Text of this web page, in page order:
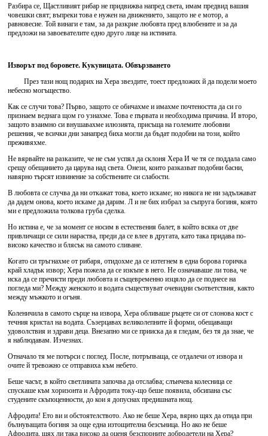
Разбира се, Щастливият рибар не придвижва напред света, имам предвид вашия
човешки свят; въпреки това е нужен на движението, защото не е мотор, а
равновесие. Той винаги е там, за да разкрие любовта пред влюбените и за да
предложи на завоевателите едно друго лице на истината.
Изворът под боровете. Кукувицата. Обвързването
През тази нощ подарих на Хера звездите, тоест предложих й да подели моето
небесно могъщество.
Как се случи това? Първо, защото се обичахме и имахме почтеността да си го
признаем веднага щом го узнахме. Това е първата и необходима причина. И второ,
защото взаимно си внушавахме илюзията, присъща на големите любовни
решения, че всички дни занапред биха могли да бъдат подобни на този, който
преживяхме.
Не вярвайте на разказите, че не съм успял да склоня Хера И че тя се поддала само
срещу обещанието да царува над света. Онези, които разказват подобни басни,
навярно търсят извинение за собствените си слабости.
В любовта се случва да ни откажат това, което искаме; но никога не ни задължават
да дадем онова, което искаме да дарим. Л и не бих избрал за съпруга богиня, която
ми е предложила толкова груба сделка.
Но истина е, че за момент се носим в естествения балет, в който всяка от две
привличащи се сили нараства, преди да се влее в другата, като така придава по-
високо качество и блясък на самото сливане.
Когато си тръгнахме от рибаря, отидохме да се изтегнем в една борова горичка
край хладък извор; Хера пожела да се изкъпе в него. Не означаваше ли това, че
иска да се пречисти преди любовта и същевременно изцяло да се поднесе на
погледа ми? Между женското и водата съществуват очевидни съответствия, както
между мъжкото и огъня.
Коленичила в самото сърце на извора, Хера обливаше ръцете си от слонова кост с
течния кристал на водата. Съзерцавах великолепните й форми, обещаващи
удоволствия и здрави деца. Внезапно ми се прииска да я гледам, без тя да знае, че
я наблюдавам. Изчезнах.
Отначало тя ме потърси с поглед. После, потръпваща, се отдалечи от извора и
очите й тревожно се отправиха към небето.
Беше часът, в който светлината започва да отслабва; слънчева колесница се
спускаше към хоризонта и Афродита току-що беше появила, обсипана със
студените скъпоценности, до кои я допуснах предишната нощ.
Афродита! Ето ви и обстоятелството. Ако не беше Хера, вярно щях да отида при
бълнуващата богиня за още една изтощителна безсъница. Но ако не беше
Афродита, щях ли така високо да оценя безспорните добродетели на Хера?